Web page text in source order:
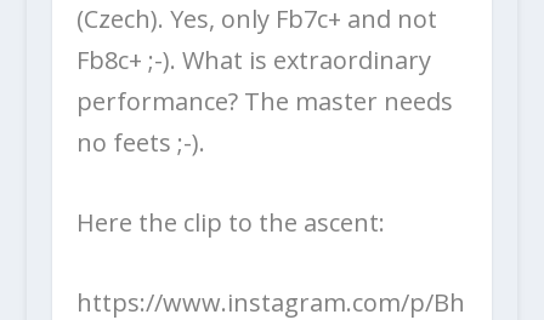
(Czech). Yes, only Fb7c+ and not
Fb8c+ ;-). What is extraordinary
performance? The master needs
no feets ;-).
Here the clip to the ascent:
https://www.instagram.com/p/Bh